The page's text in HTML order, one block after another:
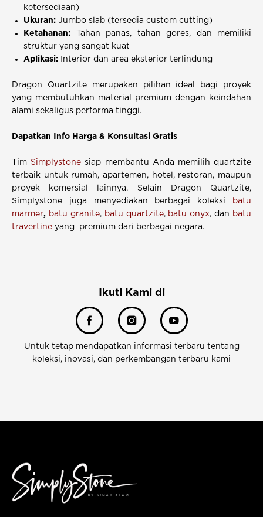
ketersediaan)
Ukuran: Jumbo slab (tersedia custom cutting)
Ketahanan: Tahan panas, tahan gores, dan memiliki
struktur yang sangat kuat
Aplikasi: Interior dan area eksterior terlindung
Dragon Quartzite merupakan pilihan ideal bagi proyek
yang membutuhkan material premium dengan keindahan
alami sekaligus performa tinggi.
Dapatkan Info Harga & Konsultasi Gratis
Tim Simplystone siap membantu Anda memilih quartzite
terbaik untuk rumah, apartemen, hotel, restoran, maupun
proyek komersial lainnya. Selain Dragon Quartzite,
Simplystone juga menyediakan berbagai koleksi
batu
marmer, batu granite, batu quartzite, batu onyx, dan batu
travertine yang premium dari berbagai negara.
Ikuti Kami di
Untuk tetap mendapatkan informasi terbaru tentang
koleksi, inovasi, dan perkembangan terbaru kami